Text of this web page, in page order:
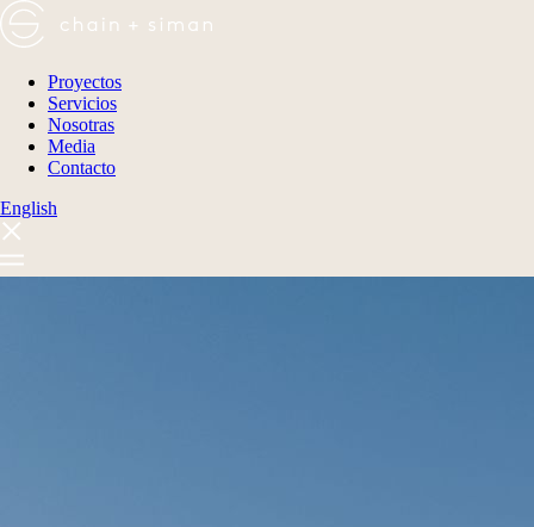
Proyectos
Servicios
Nosotras
Media
Contacto
English